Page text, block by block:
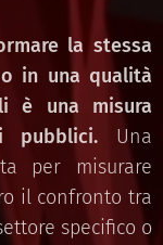
la stessa
in una qualità
è una misura
pubblici. Una
per misurare
il confronto tra
specifico o